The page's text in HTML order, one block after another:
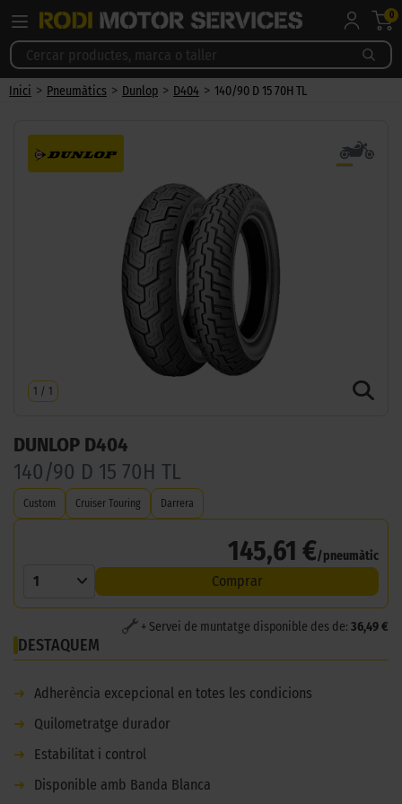
0
Inici > Pneumàtics > Dunlop > D404 > 140/90 D 15 70H TL
1 / 1
DUNLOP D404
140/90 D 15 70H TL
Custom Cruiser Touring Darrera
145,61 €/pneumàtic
1 Comprar
+ Servei de muntatge disponible des de: 36,49 €
DESTAQUEM
➜
Adherència excepcional en totes les condicions
➜
Quilometratge durador
➜
Estabilitat i control
➜
Disponible amb Banda Blanca